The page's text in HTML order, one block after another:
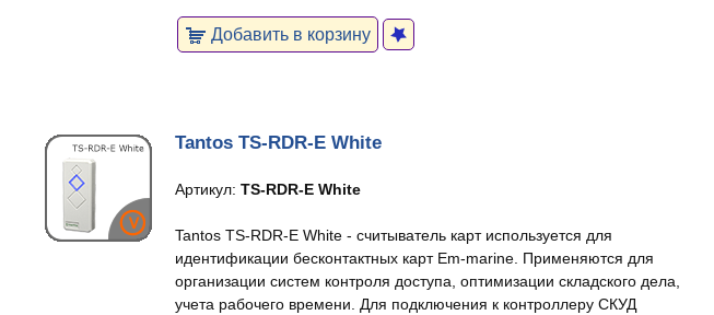
Добавить в корзину
Tantos TS-RDR-E White
Артикул:TS-RDR-E White
Tantos TS-RDR-E White - считыватель карт используется для
идентификации бесконтактных карт Em-marine. Применяются для
организации систем контроля доступа, оптимизации складского дела,
учета рабочего времени. Для подключения к контроллеру СКУД